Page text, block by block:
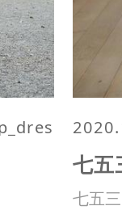
七五
七五三